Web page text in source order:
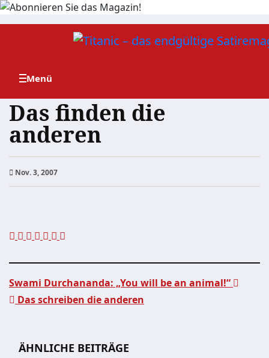
Zum
Das finden die
anderen
Nov. 3, 2007
Swami Durchananda: „You will be an animal!“
Das schreiben die anderen
ÄHNLICHE BEITRÄGE